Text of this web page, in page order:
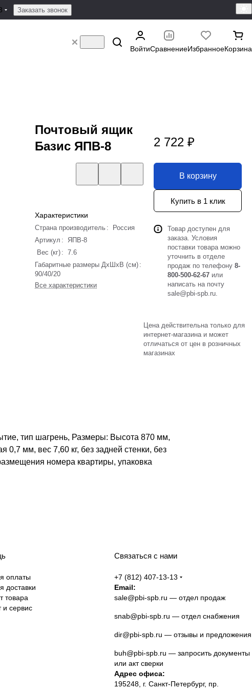
Заказать звонок
ВойтиСравнениеИзбранноеКорзина
Почтовый ящик
Базис ЯПВ-8
Характеристики
Страна производитель :
Россия
Артикул :
ЯПВ-8
Вес (кг) : 7.6
Габаритные размеры ДхШхВ (см) :
90/40/20
Все характеристики
2 722 ₽
В корзину
Купить в 1 клик
Товар доступен для
заказа. Условия
поставки товара можно
уточнить в отделе
продаж по телефону 8-
800-500-62-67 или
написать на почту
sale@pbi-spb.ru.
Цена действительна только для
интернет-магазина и может
отличаться от цен в розничных
магазинах
тип шагрень, Размеры: Высота 870 мм,
мм, вес 7,60 кг, без задней стенки, без
номера квартиры, упаковка
оплаты
доставки
товара
и сервис
Связаться с нами
+7 (812) 407-13-13
Email:
sale@pbi-spb.ru — отдел продаж
snab@pbi-spb.ru — отдел снабжения
dir@pbi-spb.ru — отзывы и предложения
buh@pbi-spb.ru — запросить документы
или акт сверки
Адрес офиса:
195248, г. Санкт-Петербург, пр.